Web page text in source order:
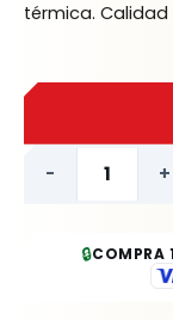
térmica. Calidad
- +
🔒COMPRA